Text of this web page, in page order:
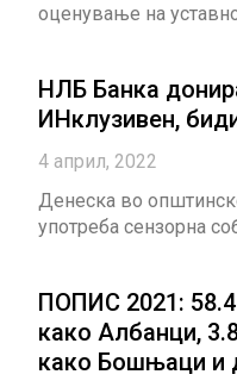
оценување на
НЛБ Банка
ИНклузивен,
4 април, 2022
Денеска во
употреба сензорна
ПОПИС 2021:
како Албанци,
како Бошњаци и